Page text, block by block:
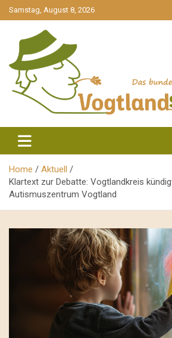
gehe
zum
Samstag, August 8, 2026
Vogtlandstreicher
Home
Aktuell
Klartext zur Debatte: Vogtlandkreis
Autismuszentrum Vogtland